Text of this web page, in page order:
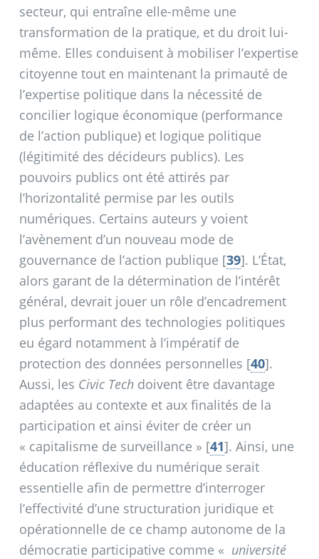
secteur, qui entraîne elle-même une
transformation de la pratique, et du droit lui-
même. Elles conduisent à mobiliser l’expertise
citoyenne tout en maintenant la primauté de
l’expertise politique dans la nécessité de
concilier logique économique (performance
de l’action publique) et logique politique
(légitimité des décideurs publics). Les
pouvoirs publics ont été attirés par
l’horizontalité permise par les outils
numériques. Certains auteurs y voient
l’avènement d’un nouveau mode de
gouvernance de l’action publique [39]. L’État,
alors garant de la détermination de l’intérêt
général, devrait jouer un rôle d’encadrement
plus performant des technologies politiques
eu égard notamment à l’impératif de
protection des données personnelles [40].
Aussi, les Civic Techdoivent être davantage
adaptées au contexte et aux finalités de la
participation et ainsi éviter de créer un
« capitalisme de surveillance » [41]. Ainsi, une
éducation réflexive du numérique serait
essentielle afin de permettre d’interroger
l’effectivité d’une structuration juridique et
opérationnelle de ce champ autonome de la
démocratie participative comme « université